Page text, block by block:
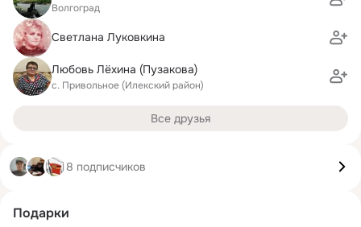
Волгоград
Светлана Луковкина
Любовь Лёхина (Пузакова)
с. Привольное (Илекский район)
Все друзья
8 подписчиков
Подарки